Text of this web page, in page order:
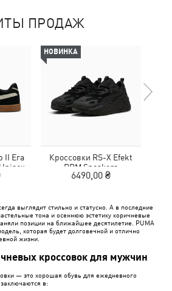
ПРОДАЖ
II Era
НОВИНКА
Кроссовки RS-X Efekt
PRM Sneakers
6490,00 ₴
выглядит стильно и статусно. А в последние
тона и осеннюю эстетику коричневые
позиции на ближайшее десятилетие. PUMA
которая будет долговечной и отлично
жизни.
кроссовок для мужчин
— это хорошая обувь для ежедневного
в: